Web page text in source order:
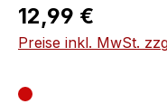
Regulärer Preis:
12,99 €
Preise inkl. MwSt.